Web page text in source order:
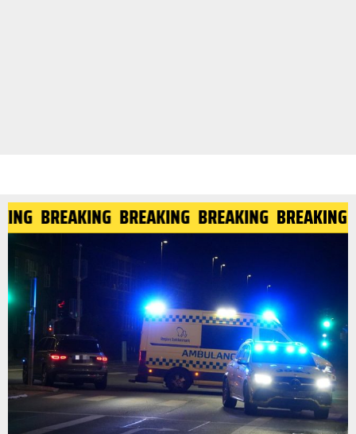
BREAKING BREAKING BREAKING BREAKING